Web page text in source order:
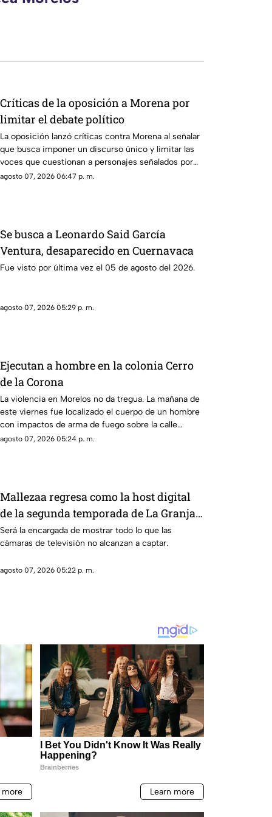
Críticas de la oposición a Morena por
limitar el debate político
La oposición lanzó críticas contra Morena al señalar
que busca imponer un discurso único y limitar las
voces que cuestionan a personajes señalados por
presuntos vínculos con la narcopolítica de la 4T.
agosto 07, 2026 06:47 p. m.
Se busca a Leonardo Said García
Ventura, desaparecido en Cuernavaca
Fue visto por última vez el 05 de agosto del 2026.
agosto 07, 2026 05:29 p. m.
Ejecutan a hombre en la colonia Cerro
de la Corona
La violencia en Morelos no da tregua. La mañana de
este viernes fue localizado el cuerpo de un hombre
con impactos de arma de fuego sobre la calle
alianza nacional, en la colonia cerro de la corona, en
agosto 07, 2026 05:24 p. m.
Mallezaa regresa como la host digital
de la segunda temporada de La Granja
VIP
Será la encargada de mostrar todo lo que las
cámaras de televisión no alcanzan a captar.
agosto 07, 2026 05:22 p. m.